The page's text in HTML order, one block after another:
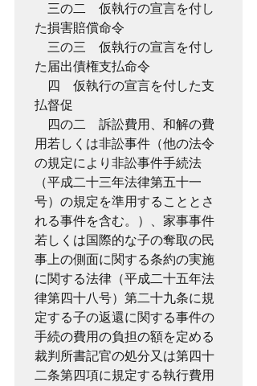
三の二　仮執行の宣言を付し
た損害賠償命令
三の三　仮執行の宣言を付し
た届出債権支払命令
四　仮執行の宣言を付した支
払督促
四の二　訴訟費用、和解の費
用若しくは非訟事件（他の法令
の規定により非訟事件手続法
（平成二十三年法律第五十一
号）の規定を準用することとさ
れる事件を含む。）、家事事件
若しくは国際的な子の奪取の民
事上の側面に関する条約の実施
に関する法律（平成二十五年法
律第四十八号）第二十九条に規
定する子の返還に関する事件の
手続の費用の負担の額を定める
裁判所書記官の処分又は第四十
二条第四項に規定する執行費用